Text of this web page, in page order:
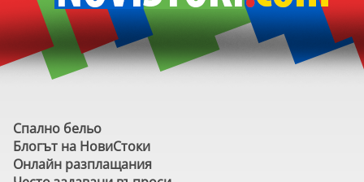
Спално бельо
Блогът на НовиСтоки
Онлайн разплащания